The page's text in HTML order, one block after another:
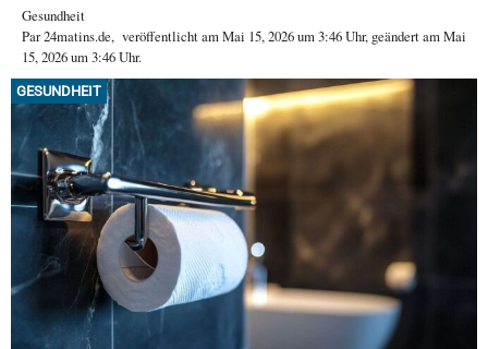
Gesundheit
Par24matins.de, veröffentlicht amMai 15, 2026um 3:46 Uhr, geändert am Mai
15, 2026 um 3:46 Uhr.
GESUNDHEIT